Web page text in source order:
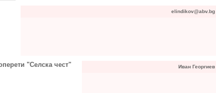
elindikov@abv.bg
"Селска чест" Иван Георгиев